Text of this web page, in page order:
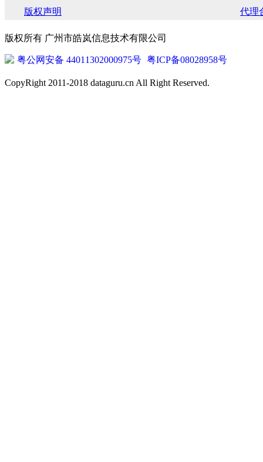
版权声明 代理
版权所有 广州市皓岚信息技术有限公司
粤公网安备 44011302000975号 粤ICP备08028958号
CopyRight 2011-2018 dataguru.cn All Right Reserved.